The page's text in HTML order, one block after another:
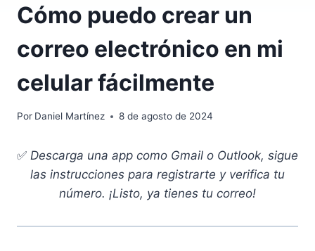
Cómo puedo crear un
correo electrónico en mi
celular fácilmente
Por Daniel Martínez 8 de agosto de 2024
✅ Descarga una app como Gmail o Outlook, sigue
las instrucciones para registrarte y verifica tu
número. ¡Listo, ya tienes tu correo!